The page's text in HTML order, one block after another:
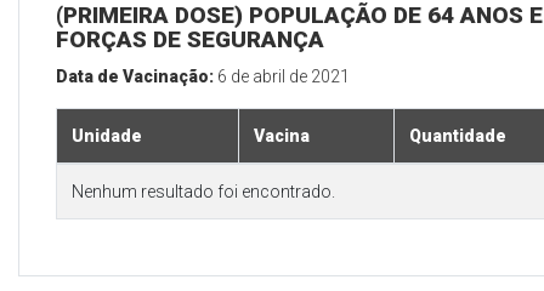
(PRIMEIRA DOSE) POPULAÇÃO DE 64 ANOS E
FORÇAS DE SEGURANÇA
Data de Vacinação: 6 de abril de 2021
Unidade Vacina Quantidade
Nenhum resultado foi encontrado.